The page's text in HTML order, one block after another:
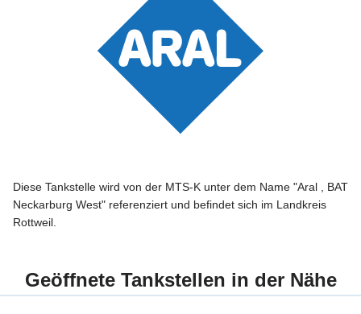
Diese Tankstelle wird von der MTS-K unter dem Name "Aral , BAT
Neckarburg West" referenziert und befindet sich im Landkreis
Rottweil.
Geöffnete Tankstellen in der Nähe